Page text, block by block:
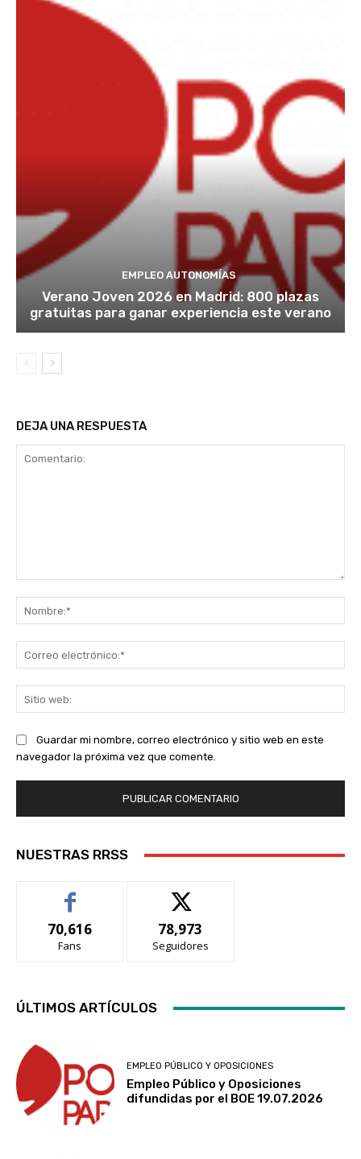
EMPLEO AUTONOMÍAS
Verano Joven 2026 en Madrid: 800 plazas
gratuitas para ganar experiencia este verano
DEJA UNA RESPUESTA
Guardar mi nombre, correo electrónico y sitio web en este
navegador la próxima vez que comente.
NUESTRAS RRSS
70,616
Fans
78,973
Seguidores
ÚLTIMOS ARTÍCULOS
EMPLEO PÚBLICO Y OPOSICIONES
Empleo Público y Oposiciones
difundidas por el BOE 19.07.2026